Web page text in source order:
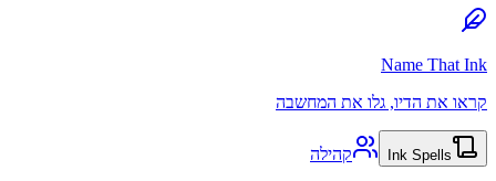
Name That Ink
קראו את הדיו, גלו את המחשבה
Ink Spells קהילה